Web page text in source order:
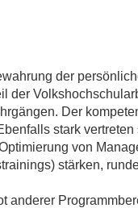
der
Der
stark
von
stärken,